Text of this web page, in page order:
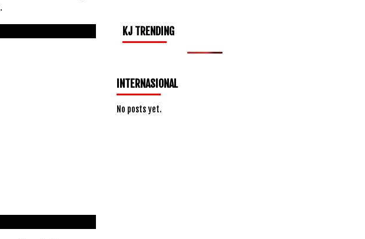
KJ TRENDING
INTERNASIONAL
No posts yet.